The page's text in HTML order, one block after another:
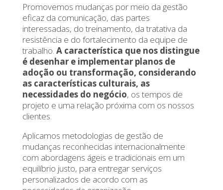
Promovemos mudanças por meio da gestão
eficaz da comunicação, das partes
interessadas, do treinamento, da tratativa da
resistência e do fortalecimento da equipe de
trabalho. A característica que nos distingue
é desenhar e implementar planos de
adoção ou transformação, considerando
as características culturais, as
necessidades do negócio, os tempos de
projeto e uma relação próxima com os nossos
clientes.
Aplicamos metodologias de gestão de
mudanças reconhecidas internacionalmente
com abordagens ágeis e tradicionais em um
equilíbrio justo, para entregar serviços
personalizados de acordo com as